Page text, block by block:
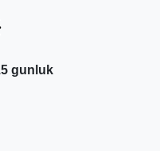
gunluk